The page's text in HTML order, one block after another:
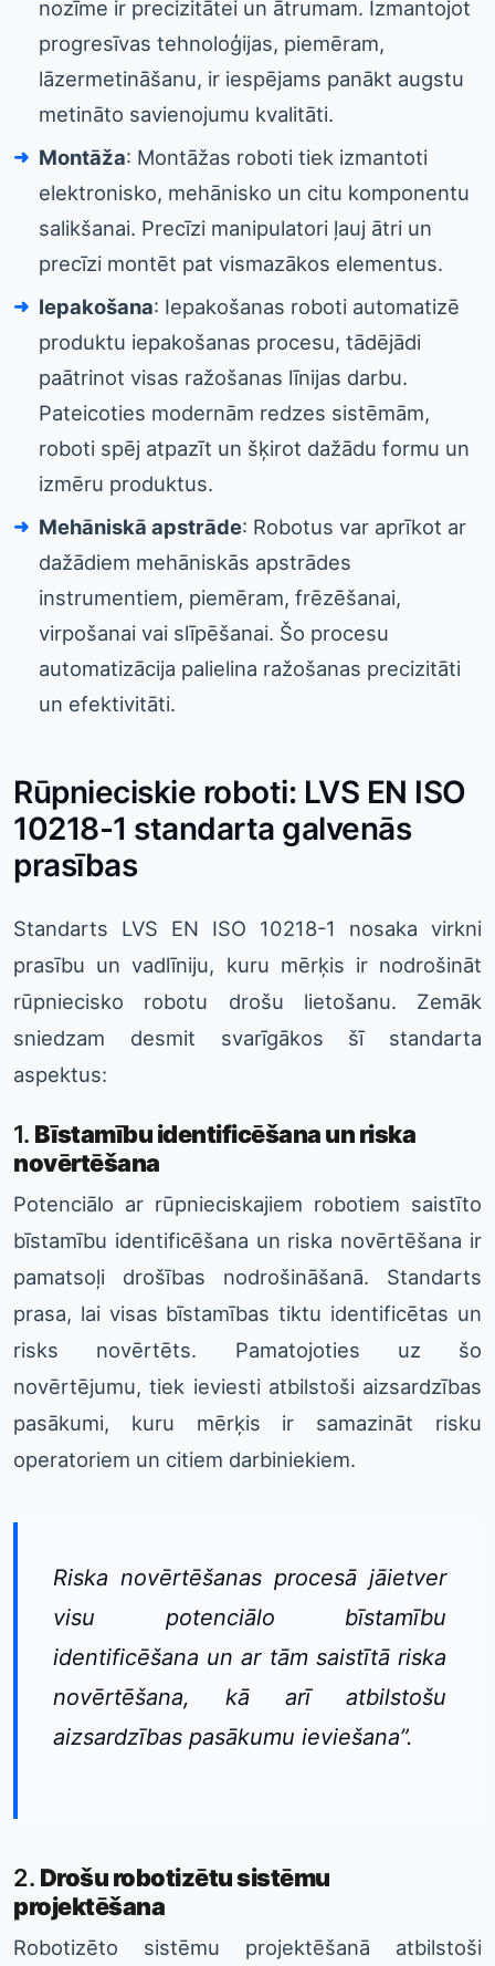
nozīme ir precizitātei un ātrumam. Izmantojot
progresīvas tehnoloģijas, piemēram,
lāzermetināšanu, ir iespējams panākt augstu
metināto savienojumu kvalitāti.
Montāža: Montāžas roboti tiek izmantoti
elektronisko, mehānisko un citu komponentu
salikšanai. Precīzi manipulatori ļauj ātri un
precīzi montēt pat vismazākos elementus.
Iepakošana: Iepakošanas roboti automatizē
produktu iepakošanas procesu, tādējādi
paātrinot visas ražošanas līnijas darbu.
Pateicoties modernām redzes sistēmām,
roboti spēj atpazīt un šķirot dažādu formu un
izmēru produktus.
Mehāniskā apstrāde: Robotus var aprīkot ar
dažādiem mehāniskās apstrādes
instrumentiem, piemēram, frēzēšanai,
virpošanai vai slīpēšanai. Šo procesu
automatizācija palielina ražošanas precizitāti
un efektivitāti.
Rūpnieciskie roboti: LVS EN ISO
10218-1 standarta galvenās
prasības
Standarts LVS EN ISO 10218-1 nosaka virkni
prasību un vadlīniju, kuru mērķis ir nodrošināt
rūpniecisko robotu drošu lietošanu. Zemāk
sniedzam desmit svarīgākos šī standarta
aspektus:
1. Bīstamību identificēšana un riska
novērtēšana
Potenciālo ar rūpnieciskajiem robotiem saistīto
bīstamību identificēšana un riska novērtēšana ir
pamatsoļi drošības nodrošināšanā. Standarts
prasa, lai visas bīstamības tiktu identificētas un
risks novērtēts. Pamatojoties uz šo
novērtējumu, tiek ieviesti atbilstoši aizsardzības
pasākumi, kuru mērķis ir samazināt risku
operatoriem un citiem darbiniekiem.
Riska novērtēšanas procesā jāietver
visu potenciālo bīstamību
identificēšana un ar tām saistītā riska
novērtēšana, kā arī atbilstošu
aizsardzības pasākumu ieviešana”.
2. Drošu robotizētu sistēmu
projektēšana
Robotizēto sistēmu projektēšanā atbilstoši